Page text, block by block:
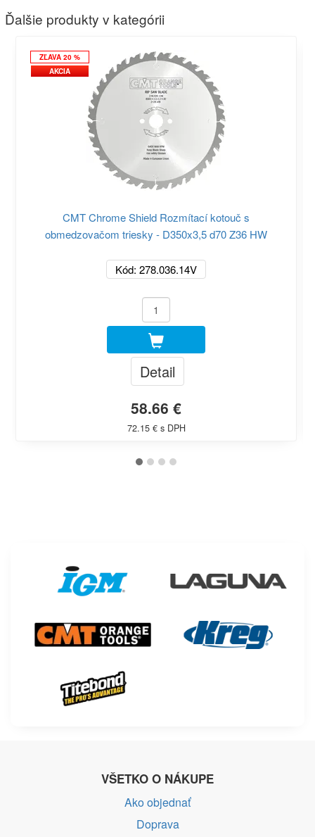
Ďalšie produkty v kategórii
ZĽAVA 20 %
AKCIA
CMT Chrome Shield Rozmítací kotouč s
obmedzovačom triesky - D350x3,5 d70 Z36 HW
Kód: 278.036.14V
Detail
58.66 €
72.15 € s DPH
VŠETKO O NÁKUPE
Ako objednať
Doprava